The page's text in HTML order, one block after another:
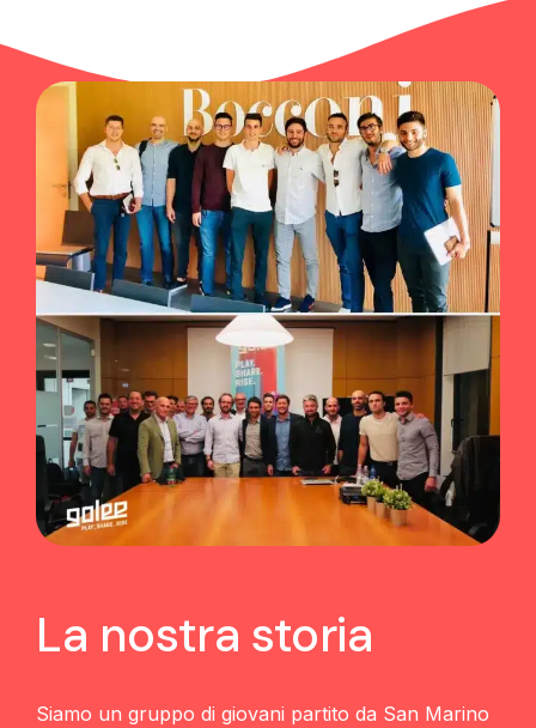
La nostra storia
Siamo un gruppo di giovani partito da San Marino